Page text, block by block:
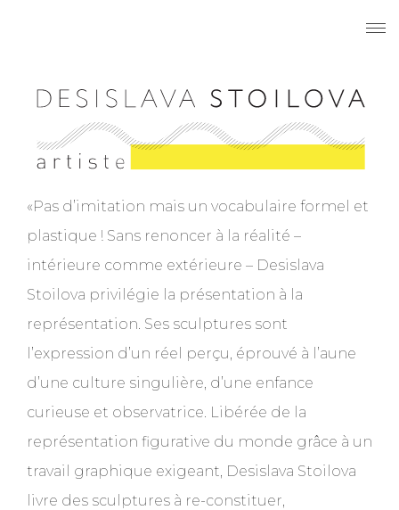
«Pas d’imitation mais un vocabulaire formel et
plastique ! Sans renoncer à la réalité –
intérieure comme extérieure – Desislava
Stoilova privilégie la présentation à la
représentation. Ses sculptures sont
l’expression d’un réel perçu, éprouvé à l’aune
d’une culture singulière, d’une enfance
curieuse et observatrice. Libérée de la
représentation figurative du monde grâce à un
travail graphique exigeant, Desislava Stoilova
livre des sculptures à re-constituer,